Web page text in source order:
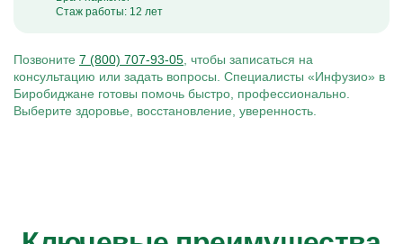
Стаж работы: 12 лет
Позвоните 7 (800) 707-93-05 , чтобы записаться на
консультацию или задать вопросы. Специалисты «Инфузио» в
Биробиджане готовы помочь быстро, профессионально.
Выберите здоровье, восстановление, уверенность.